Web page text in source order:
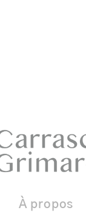
À propos